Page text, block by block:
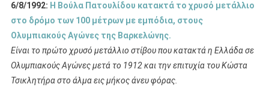
6/8/1992: Η Βούλα Πατουλίδου κατακτά το χρυσό μετάλλιο
στο δρόμο των 100 μέτρων με εμπόδια, στους
Ολυμπιακούς Αγώνες της Βαρκελώνης.
Είναι το πρώτο χρυσό μετάλλιο στίβου που κατακτά η Ελλάδα σε
Ολυμπιακούς Αγώνες μετά το 1912 και την επιτυχία του Κώστα
Τσικλητήρα στο άλμα εις μήκος άνευ φόρας.